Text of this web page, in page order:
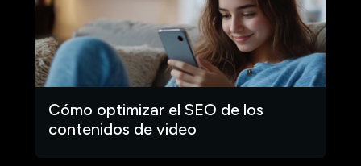
Cómo optimizar el SEO de los
contenidos de video